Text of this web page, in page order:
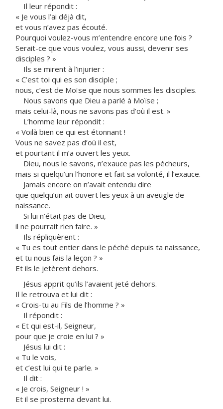
Il leur répondit :
« Je vous l’ai déjà dit,
et vous n’avez pas écouté.
Pourquoi voulez-vous m’entendre encore une fois ?
Serait-ce que vous voulez, vous aussi, devenir ses
disciples ? »
Ils se mirent à l’injurier :
« C’est toi qui es son disciple ;
nous, c’est de Moïse que nous sommes les disciples.
Nous savons que Dieu a parlé à Moïse ;
mais celui-là, nous ne savons pas d’où il est. »
L’homme leur répondit :
« Voilà bien ce qui est étonnant !
Vous ne savez pas d’où il est,
et pourtant il m’a ouvert les yeux.
Dieu, nous le savons, n’exauce pas les pécheurs,
mais si quelqu’un l’honore et fait sa volonté, il l’exauce.
Jamais encore on n’avait entendu dire
que quelqu’un ait ouvert les yeux à un aveugle de
naissance.
Si lui n’était pas de Dieu,
il ne pourrait rien faire. »
Ils répliquèrent :
« Tu es tout entier dans le péché depuis ta naissance,
et tu nous fais la leçon ? »
Et ils le jetèrent dehors.
Jésus apprit qu’ils l’avaient jeté dehors.
Il le retrouva et lui dit :
« Crois-tu au Fils de l’homme ? »
Il répondit :
« Et qui est-il, Seigneur,
pour que je croie en lui ? »
Jésus lui dit :
« Tu le vois,
et c’est lui qui te parle. »
Il dit :
« Je crois, Seigneur ! »
Et il se prosterna devant lui.